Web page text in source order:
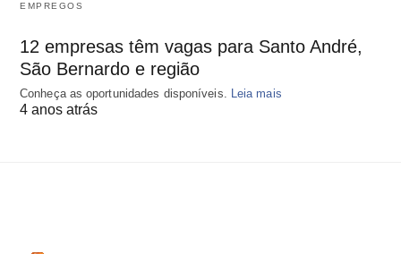
EMPREGOS
12 empresas têm vagas para Santo André,
São Bernardo e região
Conheça as oportunidades disponíveis. Leia mais
4 anos atrás